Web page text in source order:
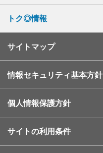
トク◎情報
サイトマップ
情報セキュリティ基本方針
個人情報保護方針
サイトの利用条件